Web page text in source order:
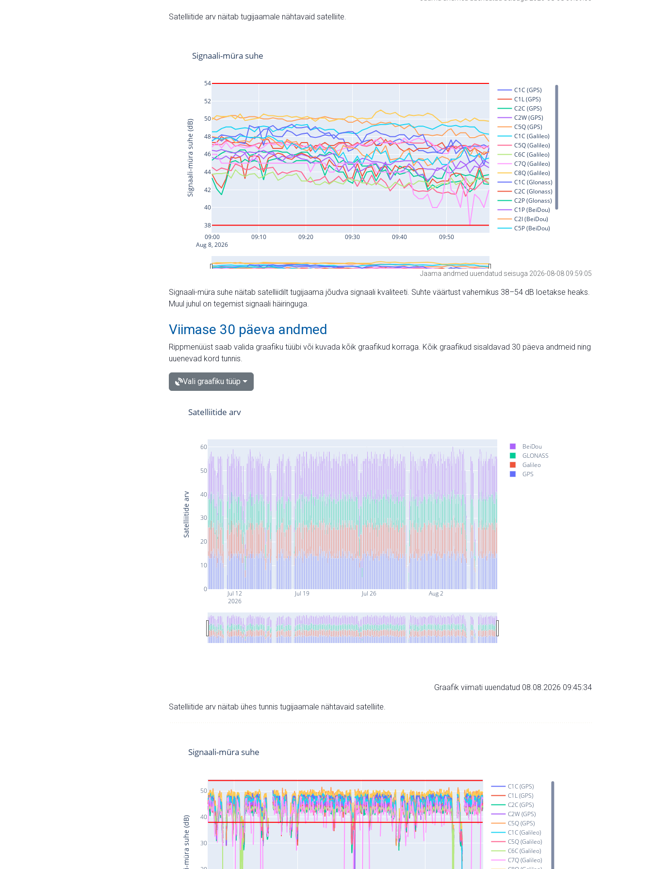
Satelliitide arv näitab tugijaamale nähtavaid satelliite.
Jaama andmed uuendatud seisuga 2026-08-08 09:59:05
Signaali-müra suhe näitab satelliidilt tugijaama jõudva signaali kvaliteeti. Suhte väärtust vahemikus 38–54 dB loetakse heaks.
Muul juhul on tegemist signaali häiringuga.
Viimase 30 päeva andmed
Rippmenüüst saab valida graafiku tüübi või kuvada kõik graafikud korraga. Kõik graafikud sisaldavad 30 päeva andmeid ning
uuenevad kord tunnis.
Vali graafiku tüüp
Jul 12
2026
Jul 19 Jul 26 Aug 2
0
10
20
30
40
50
60
BeiDou
GLONASS
Galileo
GPS
Satelliitide arv
Satelliitide arv
Graafik viimati uuendatud 08.08.2026 09:45:34
Satelliitide arv näitab ühes tunnis tugijaamale nähtavaid satelliite.
30
40
50
C1C (GPS)
C1L (GPS)
C2C (GPS)
C2W (GPS)
C5Q (GPS)
C1C (Galileo)
C5Q (Galileo)
C6C (Galileo)
C7Q (Galileo)
Signaali-müra suhe